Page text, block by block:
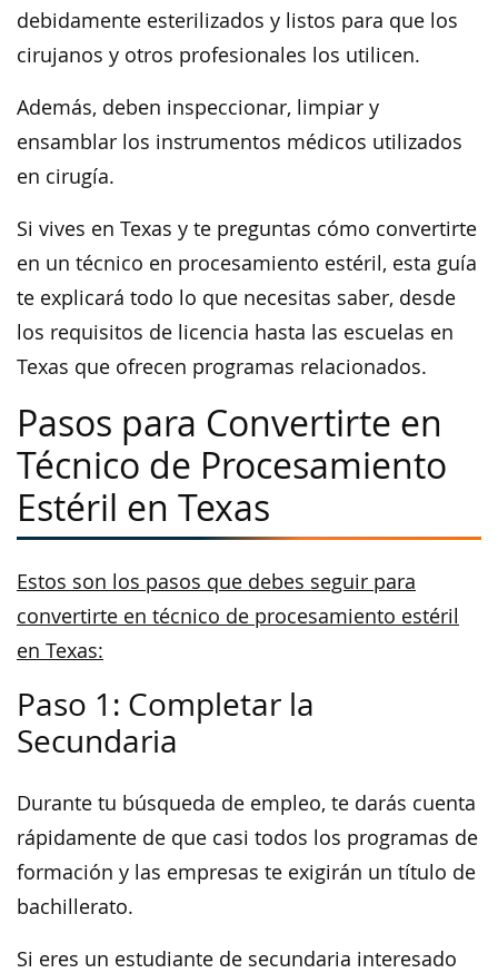
debidamente esterilizados y listos para que los
cirujanos y otros profesionales los utilicen.
Además, deben inspeccionar, limpiar y
ensamblar los instrumentos médicos utilizados
en cirugía.
Si vives en Texas y te preguntas cómo convertirte
en un técnico en procesamiento estéril, esta guía
te explicará todo lo que necesitas saber, desde
los requisitos de licencia hasta las escuelas en
Texas que ofrecen programas relacionados.
Pasos para Convertirte en
Técnico de Procesamiento
Estéril en Texas
Estos son los pasos que debes seguir para
convertirte en técnico de procesamiento estéril
en Texas:
Paso 1: Completar la
Secundaria
Durante tu búsqueda de empleo, te darás cuenta
rápidamente de que casi todos los programas de
formación y las empresas te exigirán un título de
bachillerato.
Si eres un estudiante de secundaria interesado